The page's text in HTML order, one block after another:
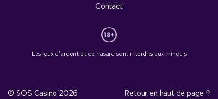
Contact
Les jeux d’argent et de hasard sont interdits aux mineurs
© SOS Casino 2026 Retour en haut de page ↑